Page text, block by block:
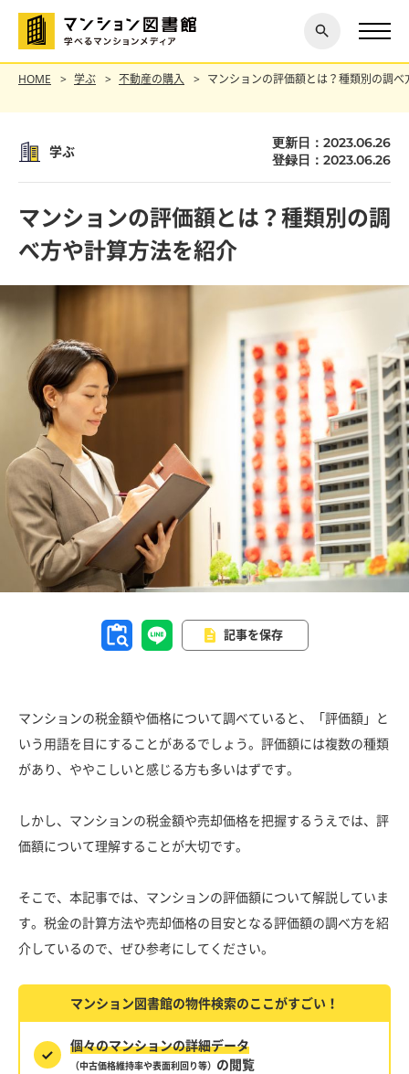
探す
閉じ
る
HOME 学ぶ 不動産の購入 マンションの評価額とは？種類別の調
学ぶ
更新日：2023.06.26
登録日：2023.06.26
マンションの評価額とは？種類別の調
べ方や計算方法を紹介
記事を保存
マンションの税金額や価格について調べていると、「評価額」と
いう用語を目にすることがあるでしょう。評価額には複数の種類
があり、ややこしいと感じる方も多いはずです。
しかし、マンションの税金額や売却価格を把握するうえでは、評
価額について理解することが大切です。
そこで、本記事では、マンションの評価額について解説していま
す。税金の計算方法や売却価格の目安となる評価額の調べ方を紹
介しているので、ぜひ参考にしてください。
マンション図書館の物件検索のここがすごい！
個々のマンションの詳細データ
（中古価格維持率や表面利回り等） の閲覧